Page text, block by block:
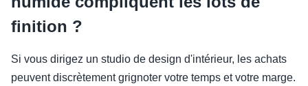
finition ?
Si vous dirigez un studio de design d'intérieur, les achats
peuvent discrètement grignoter votre temps et votre marge.